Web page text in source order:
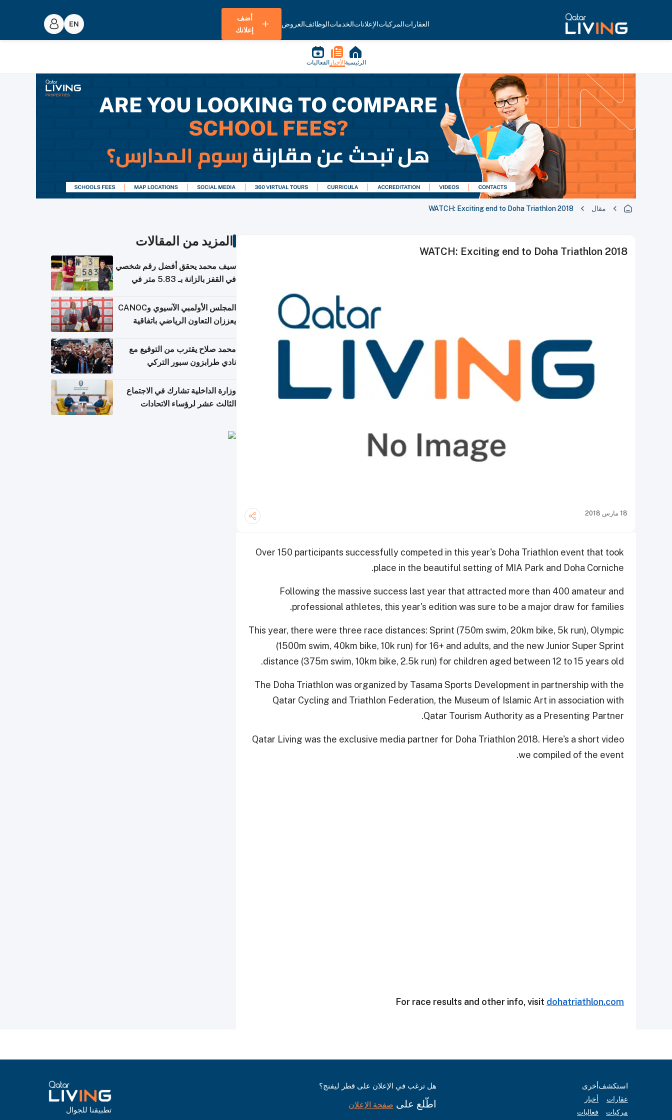
العقاراتالمركباتالإعلاناتالخدماتالوظائفالعروض
أضف
إعلانك
الرئيسية الأخبار الفعاليات
مقال WATCH: Exciting end to Doha Triathlon 2018
WATCH: Exciting end to Doha Triathlon 2018
18 مارس 2018
Over 150 participants successfully competed in this year's Doha Triathlon event that took
place in the beautiful setting of MIA Park and Doha Corniche.
Following the massive success last year that attracted more than 400 amateur and
professional athletes, this year's edition was sure to be a major draw for families.
This year, there were three race distances: Sprint (750m swim, 20km bike, 5k run), Olympic
(1500m swim, 40km bike, 10k run) for 16+ and adults, and the new Junior Super Sprint
distance (375m swim, 10km bike, 2.5k run) for children aged between 12 to 15 years old.
The Doha Triathlon was organized by Tasama Sports Development in partnership with the
Qatar Cycling and Triathlon Federation, the Museum of Islamic Art in association with
Qatar Tourism Authority as a Presenting Partner.
Qatar Living was the exclusive media partner for Doha Triathlon 2018. Here's a short video
we compiled of the event.
For race results and other info, visit dohatriathlon.com
المزيد من المقالات
سيف محمد يحقق أفضل رقم شخصي
في القفز بالزانة بـ 5.83 متر في
المجلس الأولمبي الآسيوي وCANOC
يعززان التعاون الرياضي باتفاقية
محمد صلاح يقترب من التوقيع مع
نادي طرابزون سبور التركي
وزارة الداخلية تشارك في الاجتماع
الثالث عشر لرؤساء الاتحادات
التعاون
استكشف
عقارات
مركبات
أخرى
أخبار
فعاليات
هل ترغب في الإعلان على قطر ليفنج؟
اطّلع على صفحة الإعلان
تطبيقنا للجوال